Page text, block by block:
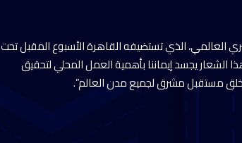
العالمي، الذي تستضيفه القاهرة الأسبوع المقبل تحت
يجسد إيماننا بأهمية العمل المحلي لتحقيق
خلق مستقبل مشرق لجميع مدن العالم”.